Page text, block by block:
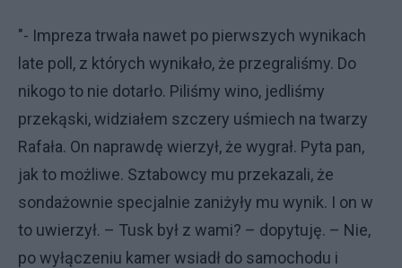
"- Impreza trwała nawet po pierwszych wynikach
late poll, z których wynikało, że przegraliśmy. Do
nikogo to nie dotarło. Piliśmy wino, jedliśmy
przekąski, widziałem szczery uśmiech na twarzy
Rafała. On naprawdę wierzył, że wygrał. Pyta pan,
jak to możliwe. Sztabowcy mu przekazali, że
sondażownie specjalnie zaniżyły mu wynik. I on w
to uwierzył. – Tusk był z wami? – dopytuję. – Nie,
po wyłączeniu kamer wsiadł do samochodu i